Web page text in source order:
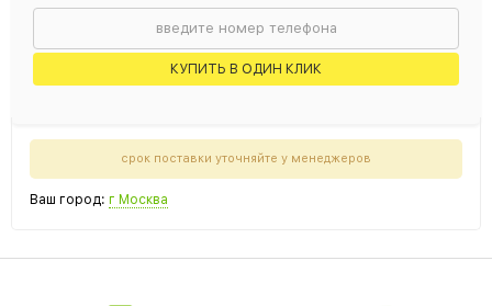
КУПИТЬ В ОДИН КЛИК
срок поставки уточняйте у менеджеров
Ваш город: г Москва